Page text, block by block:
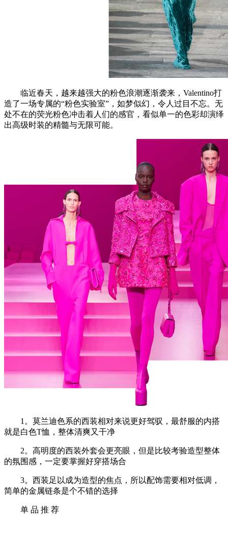
临近春天，越来越强大的粉色浪潮逐渐袭来，Valentino打
造了一场专属的“粉色实验室”，如梦似幻，令人过目不忘。无
处不在的荧光粉色冲击着人们的感官，看似单一的色彩却演绎
出高级时装的精髓与无限可能。
1。莫兰迪色系的西装相对来说更好驾驭，最舒服的内搭
就是白色T恤，整体清爽又干净
2。高明度的西装外套会更亮眼，但是比较考验造型整体
的氛围感，一定要掌握好穿搭场合
3。西装足以成为造型的焦点，所以配饰需要相对低调，
简单的金属链条是个不错的选择
单 品 推 荐